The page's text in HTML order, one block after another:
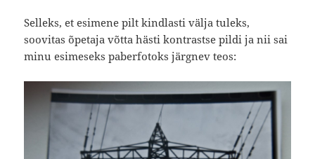
Selleks, et esimene pilt kindlasti välja tuleks,
soovitas õpetaja võtta hästi kontrastse pildi ja nii sai
minu esimeseks paberfotoks järgnev teos: